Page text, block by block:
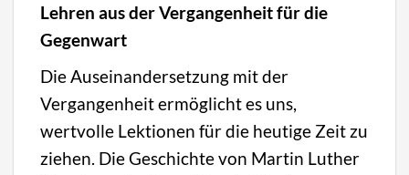
Lehren aus der Vergangenheit für die
Gegenwart
Die Auseinandersetzung mit der
Vergangenheit ermöglicht es uns,
wertvolle Lektionen für die heutige Zeit zu
ziehen. Die Geschichte von Martin Luther